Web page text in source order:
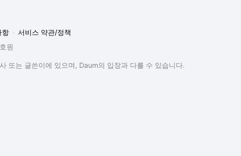
항
서비스 약관/정책
원
또는 글쓴이에 있으며, Daum의 입장과 다를 수 있습니다.